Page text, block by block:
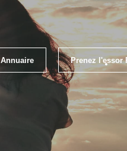
Annuaire Prenez l'essor